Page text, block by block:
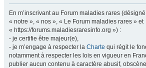
En m’inscrivant au Forum maladies rares
« notre », « nos », « Le Forum maladies rares » et
« https://forums.maladiesraresinfo.org ») :
- je certifie être majeur(e),
- je m’engage à respecter la Charte qui régit le
notamment à respecter les lois en vigueur en
publier aucun contenu à caractère abusif,